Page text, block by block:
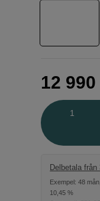
12 990
Delbetala
Exempel: 48
10,45 %